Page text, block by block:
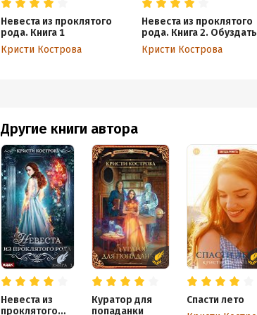
Другие книги автора
Невеста из
проклятого
Куратор для
попаданки
Спасти лето
Невеста из проклятого
рода. Книга 1
Кристи Кострова
Невеста из проклятого
рода. Книга 2. Обуздать
пламя
Кристи Кострова